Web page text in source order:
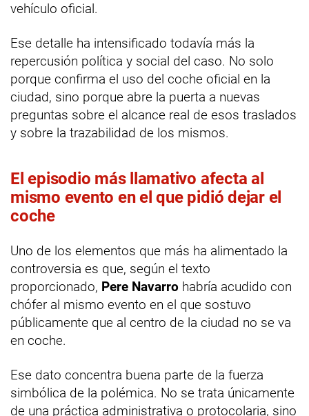
vehículo oficial.
Ese detalle ha intensificado todavía más la
repercusión política y social del caso. No solo
porque confirma el uso del coche oficial en la
ciudad, sino porque abre la puerta a nuevas
preguntas sobre el alcance real de esos traslados
y sobre la trazabilidad de los mismos.
El episodio más llamativo afecta al
mismo evento en el que pidió dejar el
coche
Uno de los elementos que más ha alimentado la
controversia es que, según el texto
proporcionado, Pere Navarro habría acudido con
chófer al mismo evento en el que sostuvo
públicamente que al centro de la ciudad no se va
en coche.
Ese dato concentra buena parte de la fuerza
simbólica de la polémica. No se trata únicamente
de una práctica administrativa o protocolaria, sino